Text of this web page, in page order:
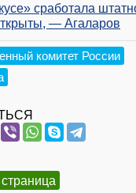
сработала
— Агаларов
комитет России